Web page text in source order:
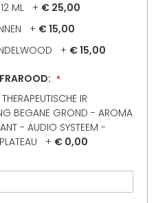
ML
+ € 25,00
+ € 15,00
+ € 15,00
IR
BEGANE GROND - AROMA
- AUDIO SYSTEEM -
+ € 0,00